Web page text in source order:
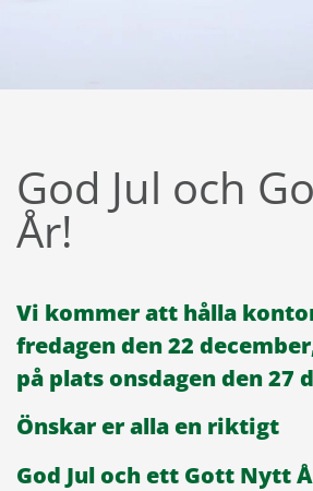
God Jul och
År!
Vi kommer att hålla
fredagen den 22
på plats onsdagen den 27
Önskar er alla en riktigt
God Jul och ett Gott Nytt